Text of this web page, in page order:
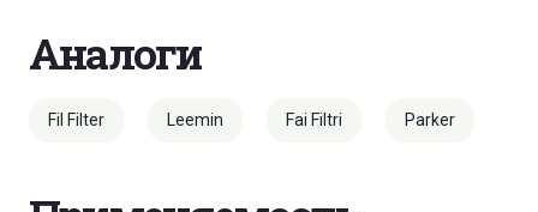
Аналоги
Fil Filter Leemin Fai Filtri Parker